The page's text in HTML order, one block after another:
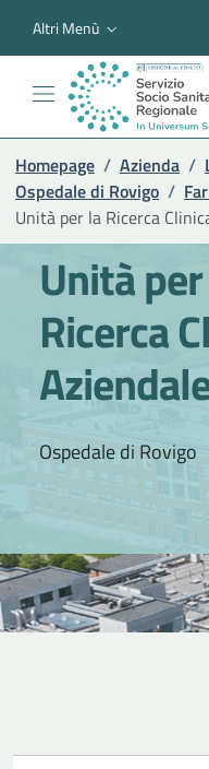
Altri Menù
Homepage / Azienda /
Ospedale di Rovigo /
Unità per la Ricerca
Unità
Ricerca
Ospedale di Rovigo